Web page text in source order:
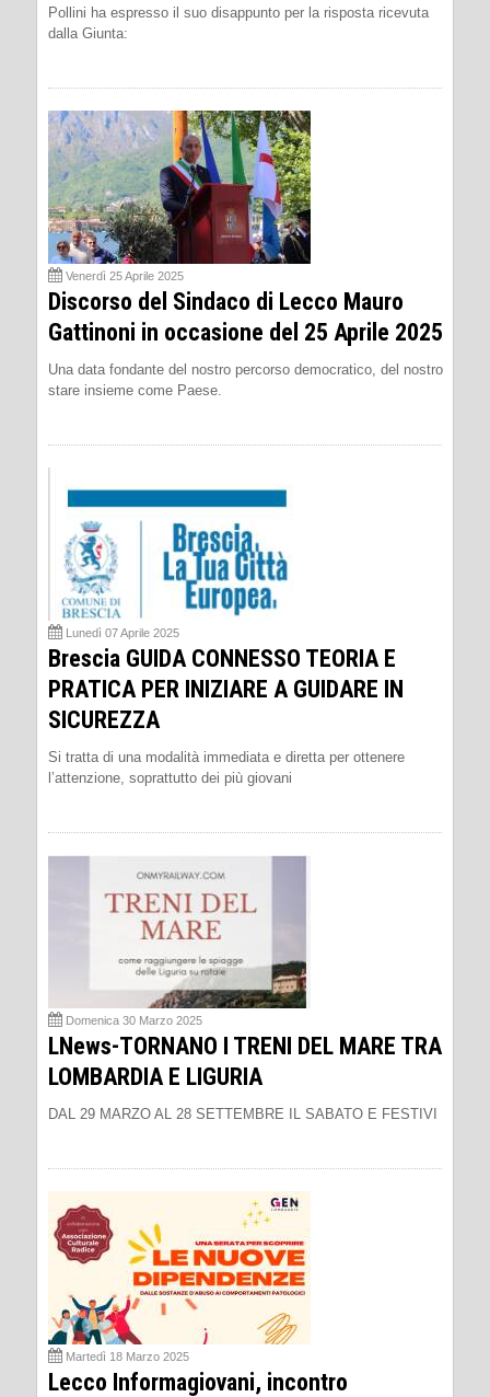
Pollini ha espresso il suo disappunto per la risposta ricevuta
dalla Giunta:
Venerdì 25 Aprile 2025
Discorso del Sindaco di Lecco Mauro
Gattinoni in occasione del 25 Aprile 2025
Una data fondante del nostro percorso democratico, del nostro
stare insieme come Paese.
Lunedì 07 Aprile 2025
Brescia GUIDA CONNESSO TEORIA E
PRATICA PER INIZIARE A GUIDARE IN
SICUREZZA
Si tratta di una modalità immediata e diretta per ottenere
l’attenzione, soprattutto dei più giovani
Domenica 30 Marzo 2025
LNews-TORNANO I TRENI DEL MARE TRA
LOMBARDIA E LIGURIA
DAL 29 MARZO AL 28 SETTEMBRE IL SABATO E FESTIVI
Martedì 18 Marzo 2025
Lecco Informagiovani, incontro